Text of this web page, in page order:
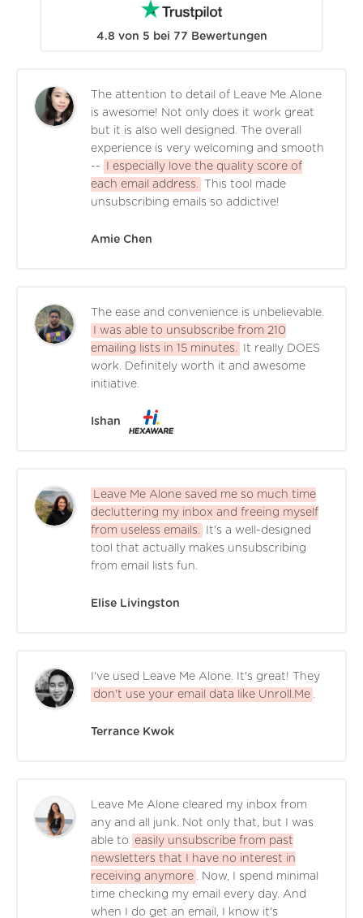
4.8 von 5 bei 77 Bewertungen
The attention to detail of Leave Me Alone
is awesome! Not only does it work great
but it is also well designed. The overall
experience is very welcoming and smooth
--
I especially love the quality score of
each email address.
This tool made
unsubscribing emails so addictive!
Amie Chen
The ease and convenience is unbelievable.
I was able to unsubscribe from 210
emailing lists in 15 minutes.
It really DOES
work. Definitely worth it and awesome
initiative.
Ishan
Leave Me Alone saved me so much time
decluttering my inbox and freeing myself
from useless emails.
It's a well-designed
tool that actually makes unsubscribing
from email lists fun.
Elise Livingston
I've used Leave Me Alone. It's great! They
don't use your email data like Unroll.Me .
Terrance Kwok
Leave Me Alone cleared my inbox from
any and all junk. Not only that, but I was
able to easily unsubscribe from past
newsletters that I have no interest in
receiving anymore . Now, I spend minimal
time checking my email every day. And
when I do get an email, I know it's